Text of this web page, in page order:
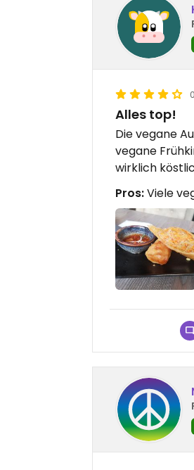
Alles top!
Die vegane
vegane
wirklich
Pros:Viele